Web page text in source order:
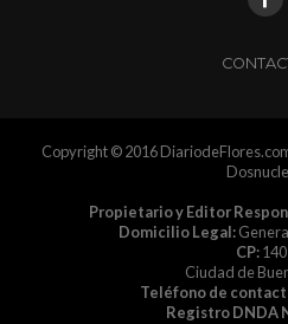
Copyright © 2016
Propietario y Editor
Domicilio Legal:
CP:
Ciudad de
Teléfono de
Registro DNDA